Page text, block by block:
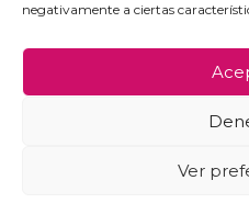
negativamente a ciertas
Ver
Solicitar factura